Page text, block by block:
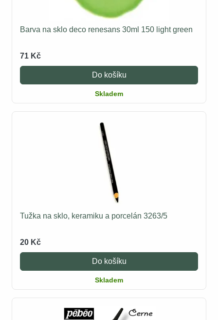
Barva na sklo deco renesans 30ml 150 light green
71 Kč
Do košíku
Skladem
Tužka na sklo, keramiku a porcelán 3263/5
20 Kč
Do košíku
Skladem